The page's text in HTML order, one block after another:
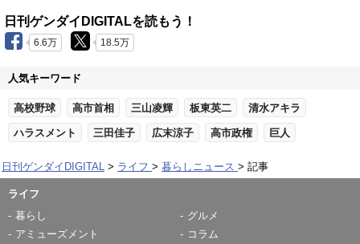
日刊ゲンダイDIGITALを読もう！
6.6万 18.5万
人気キーワード
高校野球 高市首相 三山凌輝 板東英二 清水アキラ
ハラスメント 三田佳子 広末涼子 高市政権 巨人
日刊ゲンダイDIGITAL ライフ 暮らしニュース 記事
ライフ
暮らし
グルメ
アミューズメント
コラム